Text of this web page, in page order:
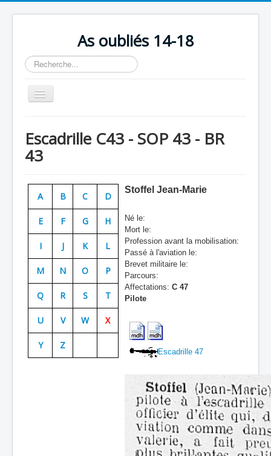
As oubliés 14-18
Rechercher
Basculer
la
Chronologie
Escadrilles
Organisation
Avions
Personnels
Formation
Doctrines
Les As
Escadrille C43 - SOP 43 - BR
43
A B C D
E F G H
I J K L
M N O P
Q R S T
U V W X
Y Z
Stoffel Jean-Marie
Né le:
Mort le:
Profession avant la mobilisation:
Passé à l'aviation le:
Brevet militaire le:
Parcours:
Affectations: C 47
Pilote
Escadrille 47